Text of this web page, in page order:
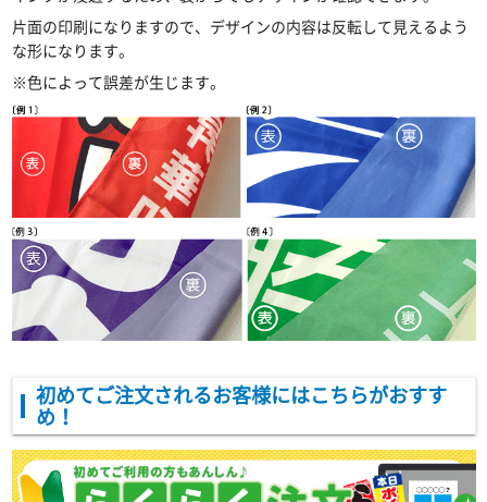
片面の印刷になりますので、デザインの内容は反転して見えるよう
な形になります。
※色によって誤差が生じます。
初めてご注文されるお客様にはこちらがおすす
め！